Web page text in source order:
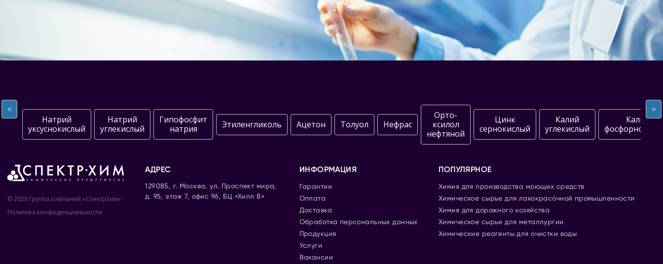
<
Натрий
уксуснокислый
Натрий
углекислый
Гипофосфит
натрия
Этиленгликоль Ацетон Толуол Нефрас
Орто-
ксилол
нефтяной
Цинк
сернокислый
Калий
углекислый
Калий
>
© 2026 Группа компаний «СпектрХим»
Политика конфиденциальности
АДРЕС
129085, г. Москва, ул. Проспект мира,
д. 95, этаж 7, офис 96, БЦ «Хилл 8»
ИНФОРМАЦИЯ
Гарантии
Оплата
Доставка
Обработка персональных данных
Продукция
Услуги
Вакансии
ПОПУЛЯРНОЕ
Химия для производства моющих средств
Химическое сырье для лакокрасочной промышленности
Химия для дорожного хозяйства
Химическое сырье для металлургии
Химические реагенты для очистки воды